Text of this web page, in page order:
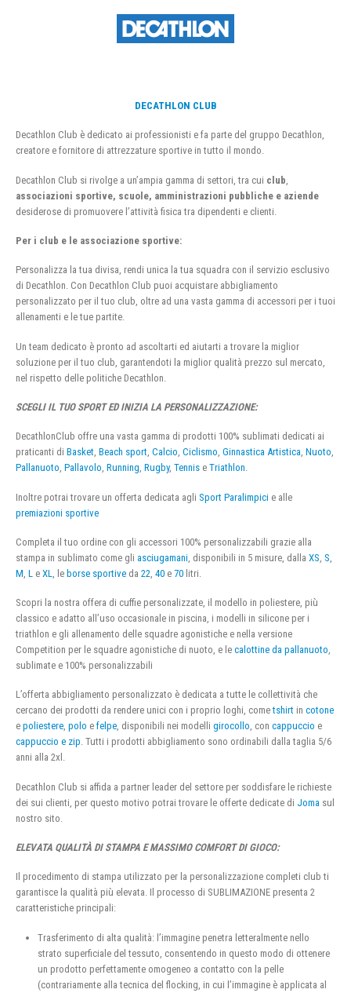
DECATHLON CLUB
Decathlon Club è dedicato ai professionisti e fa parte del gruppo Decathlon,
creatore e fornitore di attrezzature sportive in tutto il mondo.
Decathlon Club si rivolge a un’ampia gamma di settori, tra cui club
associazioni sportive, scuole, amministrazioni pubbliche e aziende
desiderose di promuovere l’attività fisica tra dipendenti e clienti.
Per i club e le associazione sportive:
Personalizza la tua divisa, rendi unica la tua squadra con il servizio esclusivo
di Decathlon. Con Decathlon Club puoi acquistare abbigliamento
personalizzato per il tuo club, oltre ad una vasta gamma di accessori per i tuoi
allenamenti e le tue partite.
Un team dedicato è pronto ad ascoltarti ed aiutarti a trovare la miglior
soluzione per il tuo club, garantendoti la miglior qualità prezzo sul mercato,
nel rispetto delle politiche Decathlon.
SCEGLI IL TUO SPORT ED INIZIA LA PERSONALIZZAZIONE:
DecathlonClub offre una vasta gamma di prodotti 100% sublimati dedicati ai
praticanti di Basket, Beach sport, Calcio, Ciclismo, Ginnastica Artistica, Nuoto,
Pallanuoto, Pallavolo, Running, Rugby, Tennis e Triathlon.
Inoltre potrai trovare un offerta dedicata agli Sport Paralimpici e alle
premiazioni sportive
Completa il tuo ordine con gli accessori 100% personalizzabili grazie alla
stampa in sublimato come gli asciugamani , disponibili in 5 misure, dalla XS S
M L e XL , le borse sportive da 22 40 e 70 litri.
Scopri la nostra offera di cuffie personalizzate, il modello in poliestere, più
classico e adatto all’uso occasionale in piscina, i modelli in silicone per i
triathlon e gli allenamento delle squadre agonistiche e nella versione
Competition per le squadre agonistiche di nuoto, e le calottine da pallanuoto,
sublimate e 100% personalizzabili
L’offerta abbigliamento personalizzato è dedicata a tutte le collettività che
cercano dei prodotti da rendere unici con i proprio loghi, cometshirt in cotone
e poliestere, polo e felpe, disponibili nei modelli girocollo, con cappuccio e
cappuccio e zip. Tutti i prodotti abbigliamento sono ordinabili dalla taglia 5/6
anni alla 2xl.
Decathlon Club si affida a partner leader del settore per soddisfare le richieste
dei sui clienti, per questo motivo potrai trovare le offerte dedicate di Joma sul
nostro sito.
ELEVATA QUALITÀ DI STAMPA E MASSIMO COMFORT DI GIOCO:
Il procedimento di stampa utilizzato per la personalizzazione completi club ti
garantisce la qualità più elevata. Il processo di SUBLIMAZIONE presenta 2
caratteristiche principali:
Trasferimento di alta qualità: l’immagine penetra letteralmente nello
strato superficiale del tessuto, consentendo in questo modo di ottenere
un prodotto perfettamente omogeneo a contatto con la pelle
(contrariamente alla tecnica del flocking, in cui l’immagine è applicata al